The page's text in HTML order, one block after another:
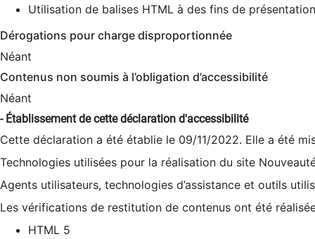
Utilisation de balises HTML à des fins de
Dérogations pour charge disproportionnée
Néant
Contenus non soumis à l’obligation d’accessibilité
Néant
- Établissement de cette déclaration d'accessibilité
Cette déclaration a été établie le 09/11/2022. Elle a été
Technologies utilisées pour la réalisation du site
Agents utilisateurs, technologies d’assistance et outils
Les vérifications de restitution de contenus ont été
HTML 5